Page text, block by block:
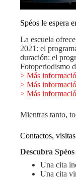
Spéos le espera
La escuela
2021: el
duración: el
Fotoperiodismo
> Más
> Más
> Más
Mientras tanto,
Contactos,
Descubra
Una cita
Una cita